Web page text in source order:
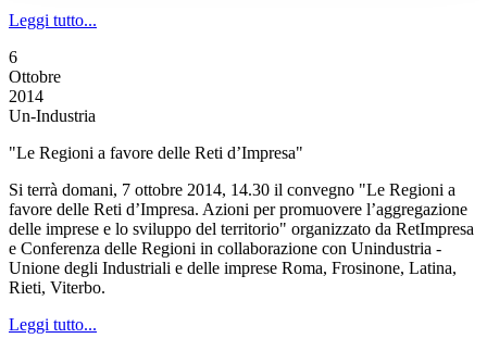
Leggi tutto...
6
Ottobre
2014
Un-Industria
"Le Regioni a favore delle Reti d’Impresa"
Si terrà domani, 7 ottobre 2014, 14.30 il convegno "Le Regioni a
favore delle Reti d’Impresa. Azioni per promuovere l’aggregazione
delle imprese e lo sviluppo del territorio" organizzato da RetImpresa
e Conferenza delle Regioni in collaborazione con Unindustria -
Unione degli Industriali e delle imprese Roma, Frosinone, Latina,
Rieti, Viterbo.
Leggi tutto...